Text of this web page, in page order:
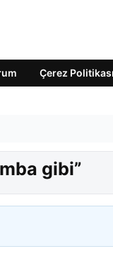
Çerez Politikası
gibi”